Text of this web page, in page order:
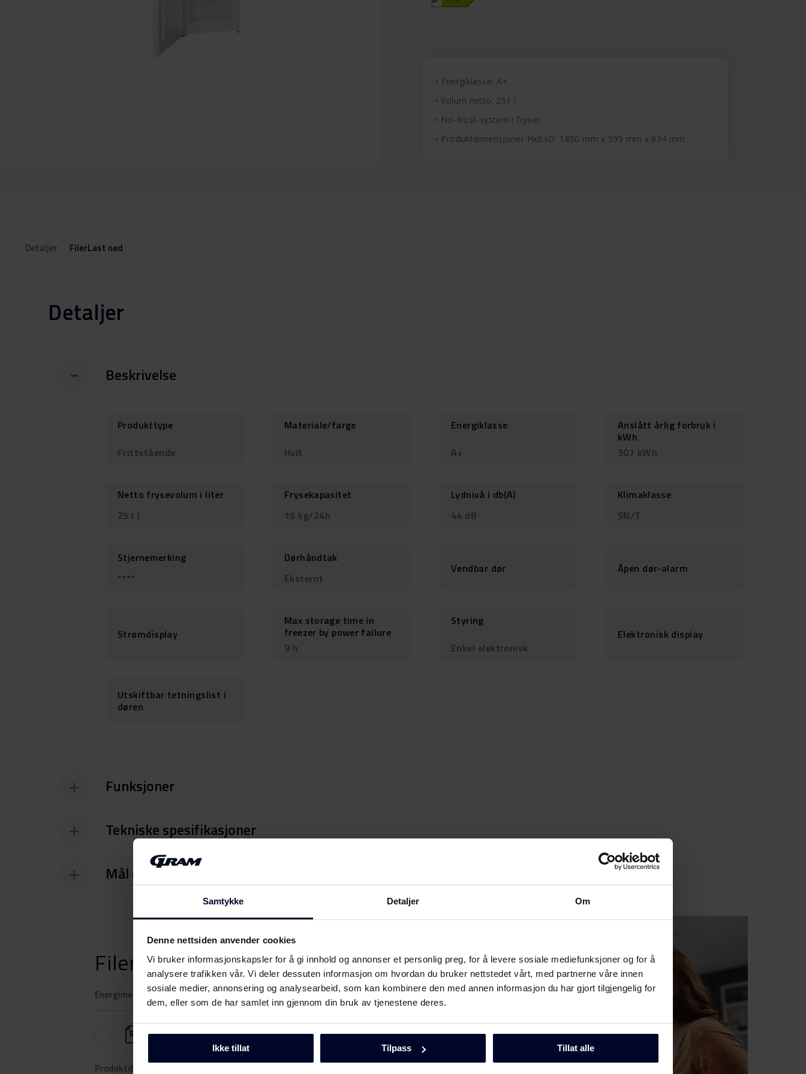
Samtykke Detaljer Om
Denne nettsiden anvender cookies
Vi bruker informasjonskapsler for å gi innhold og annonser et personlig preg, for å levere sosiale mediefunksjoner og for å
analysere trafikken vår. Vi deler dessuten informasjon om hvordan du bruker nettstedet vårt, med partnerne våre innen
sosiale medier, annonsering og analysearbeid, som kan kombinere den med annen informasjon du har gjort tilgjengelig for
dem, eller som de har samlet inn gjennom din bruk av tjenestene deres.
Ikke tillat Tilpass Tillat alle
Energiklasse: A+
Volum netto: 251 l
No-frost-system i fryser
Produktdimensjoner HxBxD: 1850 mm x 595 mm x 634 mm
Detaljer FilerLast ned
Detaljer
Beskrivelse
Produkttype
Frittstående
Materiale/farge
Hvit
Energiklasse
A+
Anslått årlig forbruk i
kWh
307 kWh
Netto frysevolum i liter
251 l
Frysekapasitet
15 kg/24h
Lydnivå i db(A)
44 dB
Klimaklasse
SN/T
Stjernemerking
****
Dørhåndtak
Eksternt
Vendbar dør Åpen dør-alarm
Strømdisplay
Max storage time in
freezer by power failure
9 h
Styring
Enkel elektronisk
Elektronisk display
Utskiftbar tetningslist i
døren
Funksjoner
Tekniske spesifikasjoner
Mål og vekt
Filer Last ned
Energimerking
Energimerke Last ned
Produktdatablad